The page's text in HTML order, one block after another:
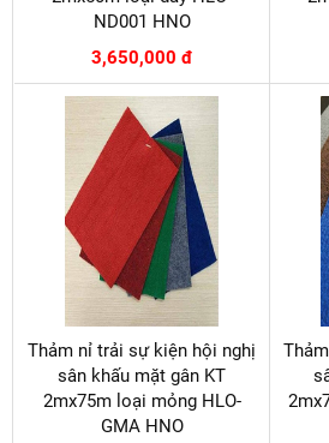
ND001 HNO
3,650,000 đ
Thảm nỉ trải sự kiện hội nghị
sân khấu mặt gân KT
2mx75m loại mỏng HLO-
GMA HNO